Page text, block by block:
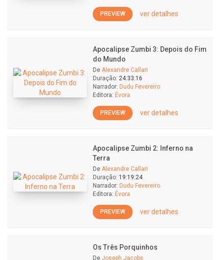
PREVIEW ver detalhes
Apocalipse Zumbi 3: Depois do Fim
do Mundo
De Alexandre Callari
Duração: 24:33:16
Narrador: Dudu Fevereiro
Editora: Évora
PREVIEW ver detalhes
Apocalipse Zumbi 2: Inferno na
Terra
De Alexandre Callari
Duração: 19:19:24
Narrador: Dudu Fevereiro
Editora: Évora
PREVIEW ver detalhes
Os Três Porquinhos
De Joseph Jacobs